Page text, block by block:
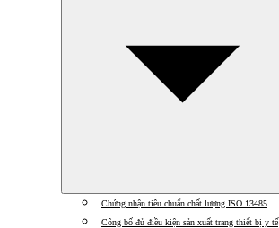
Chứng nhận tiêu chuẩn chất lượng ISO 13485
Công bố đủ điều kiện sản xuất trang thiết bị y tế